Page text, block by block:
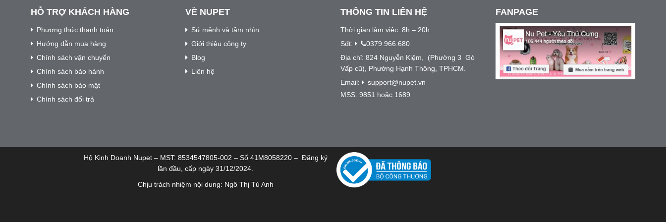
HỖ TRỢ KHÁCH HÀNG
Phương thức thanh toán
Hướng dẫn mua hàng
Chính sách vận chuyển
Chính sách bảo hành
Chính sách bảo mật
Chính sách đổi trả
VỀ NUPET
Sứ mệnh và tầm nhìn
Giới thiệu công ty
Blog
Liên hệ
THÔNG TIN LIÊN HỆ
Thời gian làm việc: 8h – 20h
Sđt:
0379.966.680
Địa chỉ: 824 Nguyễn Kiệm, (Phường 3 Gò
Vấp cũ), Phường Hạnh Thông, TPHCM.
Email:
support@nupet.vn
MSS: 9851 hoặc 1689
FANPAGE
Hộ Kinh Doanh Nupet – MST: 8534547805-002 – Số 41M8058220 – Đăng ký
lần đầu, cấp ngày 31/12/2024.
Chịu trách nhiệm nội dung: Ngô Thị Tú Anh